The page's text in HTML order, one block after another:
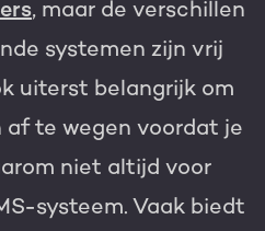
, maar de verschillen
systemen zijn vrij
uiterst belangrijk om
af te wegen voordat je
niet altijd voor
systeem. Vaak biedt